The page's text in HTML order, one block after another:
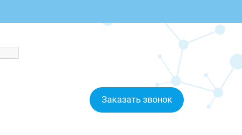
Заказать звонок